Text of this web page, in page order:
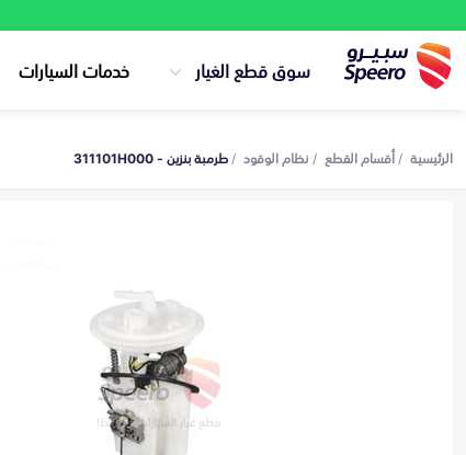
سوق قطع الغيار خدمات السيارات
الرئيسية أقسام القطع نظام الوقود طرمبة بنزين - 311101H000